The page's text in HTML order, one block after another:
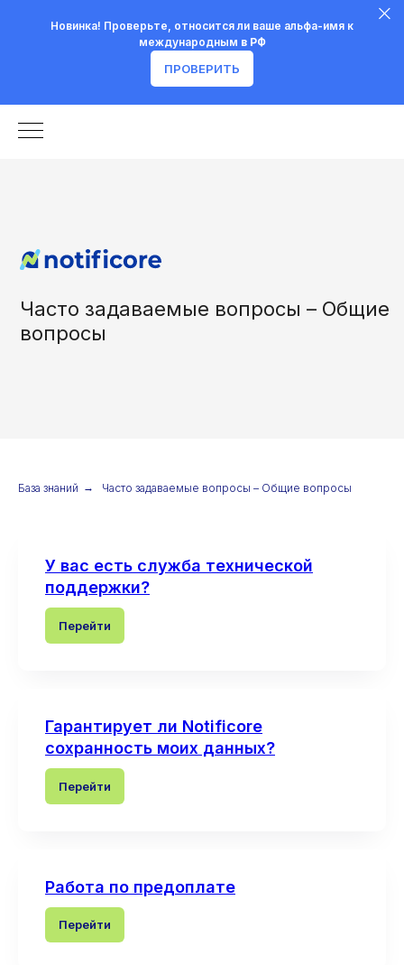
Новинка! Проверьте, относится ли ваше альфа-имя к
международным в РФ
ПРОВЕРИТЬ
Часто задаваемые вопросы – Общие
вопросы
База знаний → Часто задаваемые вопросы – Общие вопросы
У вас есть служба технической
поддержки?
Перейти
Гарантирует ли Notificore
сохранность моих данных?
Перейти
Работа по предоплате
Перейти